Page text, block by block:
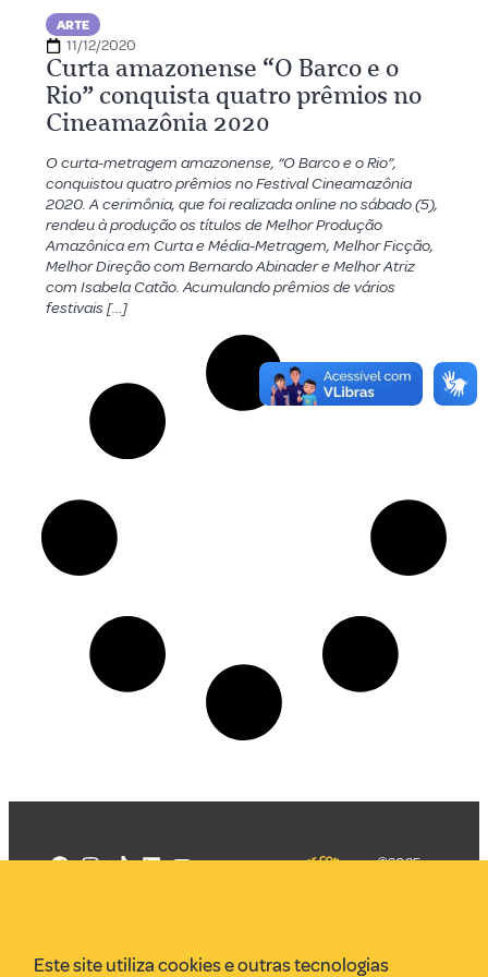
ARTE
11/12/2020
Curta amazonense “O Barco e o
Rio” conquista quatro prêmios no
Cineamazônia 2020
O curta-metragem amazonense, “O Barco e o Rio”,
conquistou quatro prêmios no Festival Cineamazônia
2020. A cerimônia, que foi realizada online no sábado (5),
rendeu à produção os títulos de Melhor Produção
Amazônica em Curta e Média-Metragem, Melhor Ficção,
Melhor Direção com Bernardo Abinader e Melhor Atriz
com Isabela Catão. Acumulando prêmios de vários
festivais […]
©2025
Este site utiliza cookies e outras tecnologias